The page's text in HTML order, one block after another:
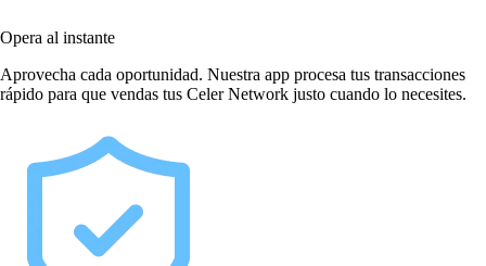
Opera al instante
Aprovecha cada oportunidad. Nuestra app procesa tus transacciones
rápido para que vendas tus Celer Network justo cuando lo necesites.